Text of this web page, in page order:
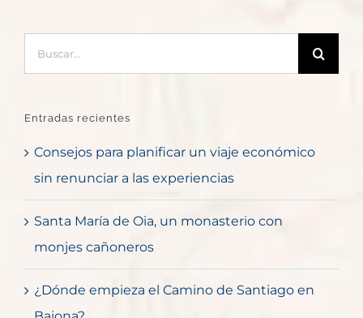
Entradas recientes
Consejos para planificar un viaje económico
sin renunciar a las experiencias
Santa María de Oia, un monasterio con
monjes cañoneros
¿Dónde empieza el Camino de Santiago en